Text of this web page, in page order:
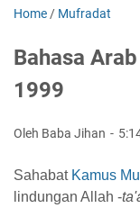
Home / Mufradat
Bahasa
1999
Oleh Baba Jihan
Sahabat Kamus
lindungan Allah -